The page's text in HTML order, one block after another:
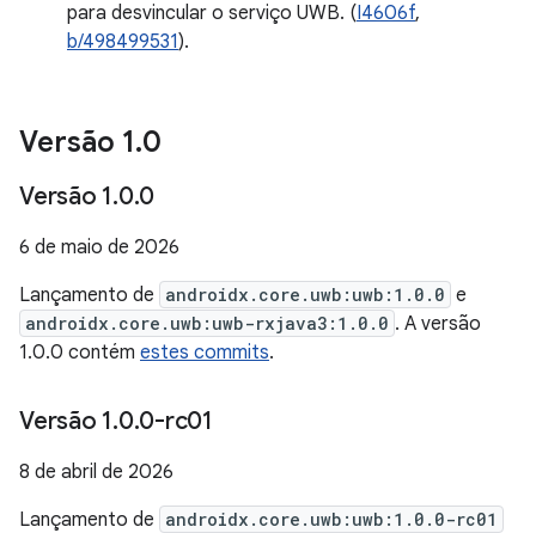
para desvincular o serviço UWB. (I4606f,
b/498499531).
Versão 1.0
Versão 1.0.0
6 de maio de 2026
Lançamento de androidx.core.uwb:uwb:1.0.0 e
androidx.core.uwb:uwb-rxjava3:1.0.0 . A versão
1.0.0 contém estes commits.
Versão 1.0.0-rc01
8 de abril de 2026
Lançamento de androidx.core.uwb:uwb:1.0.0-rc01